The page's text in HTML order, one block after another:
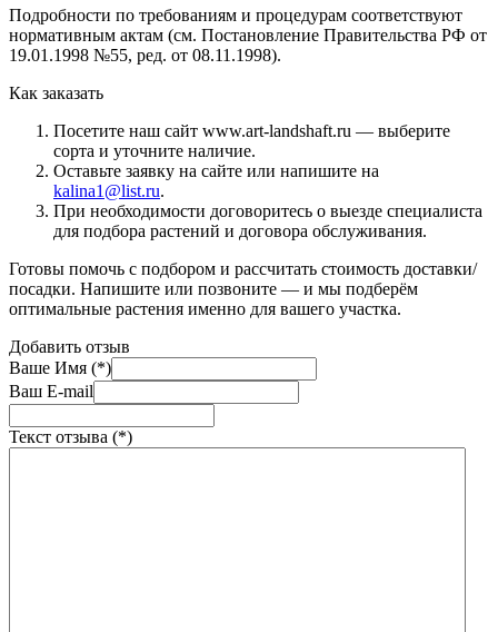
Подробности по требованиям и процедурам соответствуют
нормативным актам (см. Постановление Правительства РФ от
19.01.1998 №55, ред. от 08.11.1998).
Как заказать
Посетите наш сайт www.art-landshaft.ru — выберите
сорта и уточните наличие.
Оставьте заявку на сайте или напишите на
kalina1@list.ru.
При необходимости договоритесь о выезде специалиста
для подбора растений и договора обслуживания.
Готовы помочь с подбором и рассчитать стоимость доставки/
посадки. Напишите или позвоните — и мы подберём
оптимальные растения именно для вашего участка.
Добавить отзыв
Ваше Имя (*)
Ваш E-mail
Текст отзыва (*)